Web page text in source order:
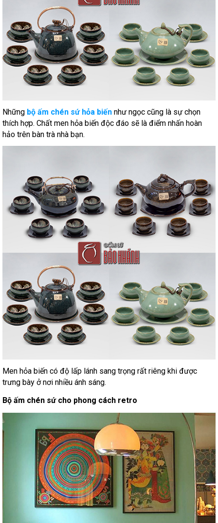
Những bộ ấm chén sứ hỏa biến như ngọc cũng là sự chọn
thích hợp. Chất men hỏa biến độc đáo sẽ là điểm nhấn hoàn
hảo trên bàn trà nhà bạn.
Men hỏa biến có độ lấp lánh sang trọng rất riêng khi được
trưng bày ở nơi nhiều ánh sáng.
Bộ ấm chén sứ cho phong cách retro